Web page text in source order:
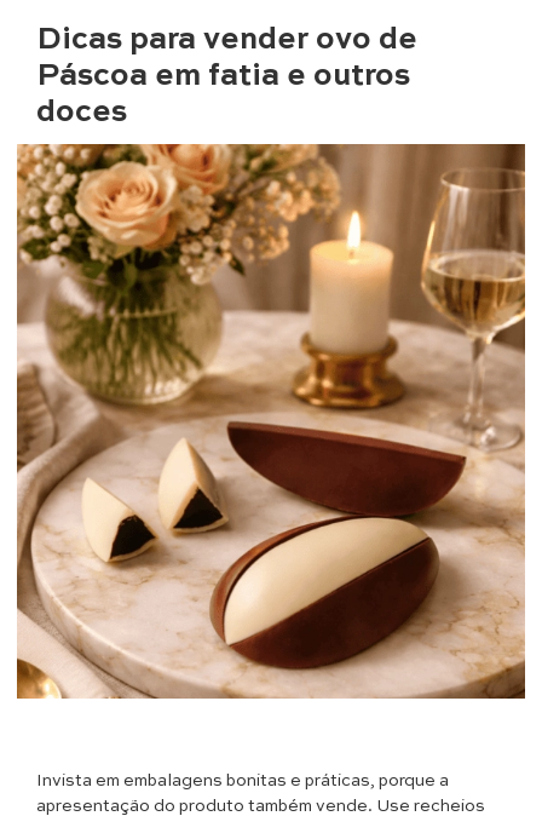
Dicas para vender ovo de
Páscoa em fatia e outros
doces
Invista em embalagens bonitas e práticas, porque a
apresentação do produto também vende. Use recheios